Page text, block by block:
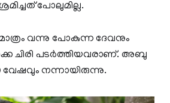
പോലുമില്ല.
വന്നു പോകുന്ന ദേവനും
ചിരി പടർത്തിയവരാണ്. അബു
വേഷവും നന്നായിരുന്നു.